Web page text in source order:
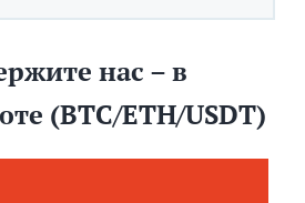
нас – в
(BTC/ETH/USDT)